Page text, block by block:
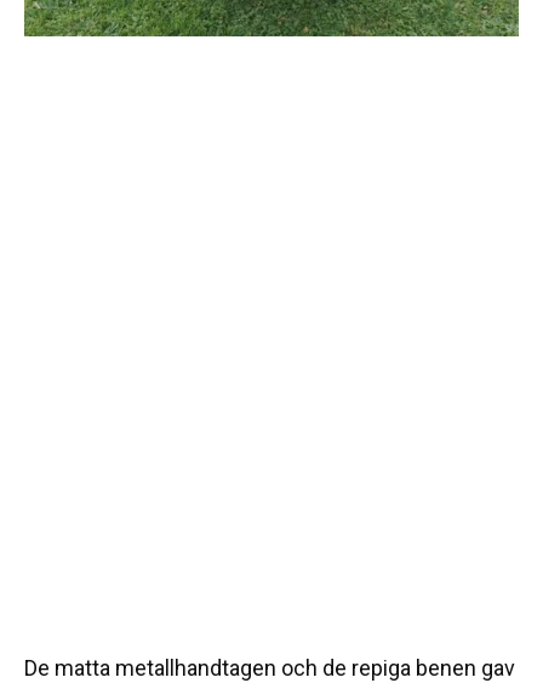
De matta metallhandtagen och de repiga benen gav